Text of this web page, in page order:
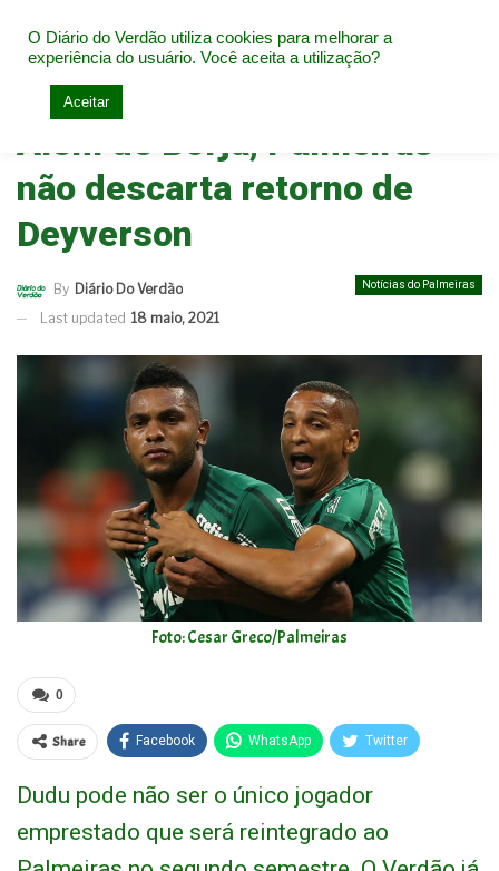
Home Notícias do Palmeiras
Além de Borja, Palmeiras
não descarta retorno de
Deyverson
Notícias do Palmeiras
By Diário Do Verdão
Last updated 18 maio, 2021
Foto: Cesar Greco/Palmeiras
0
Share Facebook WhatsApp Twitter
Dudu pode não ser o único jogador
emprestado que será reintegrado ao
O Diário do Verdão utiliza cookies para melhorar a
experiência do usuário. Você aceita a utilização?
Aceitar